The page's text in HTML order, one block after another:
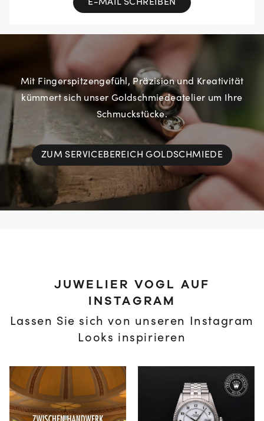
E-MAIL SCHREIBEN
Mit Fingerspitzengefühl, Präzision und Kreativität
kümmert sich unser Goldschmiedeatelier um Ihre
Schmuckstücke.
ZUM SERVICEBEREICH GOLDSCHMIEDE
JUWELIER VOGL AUF
INSTAGRAM
Lassen Sie sich von unseren Instagram
Looks inspirieren